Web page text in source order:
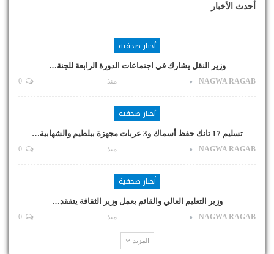
أحدث الأخبار
أخبار صحفية
وزير النقل يشارك في اجتماعات الدورة الرابعة للجنة…
NAGWA RAGAB منذ
أخبار صحفية
تسليم 17 تانك حفظ أسماك و3 عربات مجهزة ببلطيم والشهابية…
NAGWA RAGAB منذ
أخبار صحفية
وزير التعليم العالي والقائم بعمل وزير الثقافة يتفقد…
NAGWA RAGAB منذ
المزيد